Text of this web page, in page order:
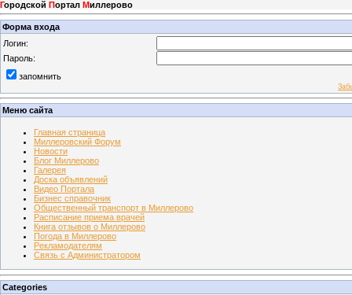
Городской Портал Миллерово
Форма входа
Логин:
Пароль:
запомнить
Меню сайта
Главная страница
Миллеровский Форум
Новости
Блог Миллерово
Галерея
Доска объявлений
Видео Портала
Бизнес справочник
Общественный транспорт в Миллерово
Расписание приема врачей
Книга отзывов о Миллерово
Погода в Миллерово
Рекламодателям
Связь с Администратором
Categories